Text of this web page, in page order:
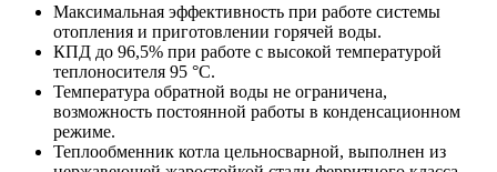
Максимальная эффективность при работе системы
отопления и приготовлении горячей воды.
КПД до 96,5% при работе с высокой температурой
теплоносителя 95 °C.
Температура обратной воды не ограничена,
возможность постоянной работы в конденсационном
режиме.
Теплообменник котла цельносварной, выполнен из